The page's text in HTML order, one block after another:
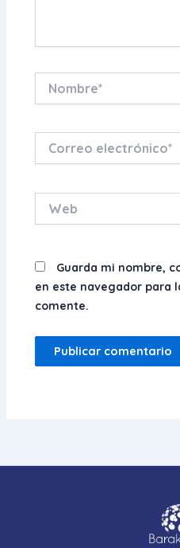
electrónico*
Guarda mi nombre,
en este navegador para
comente.